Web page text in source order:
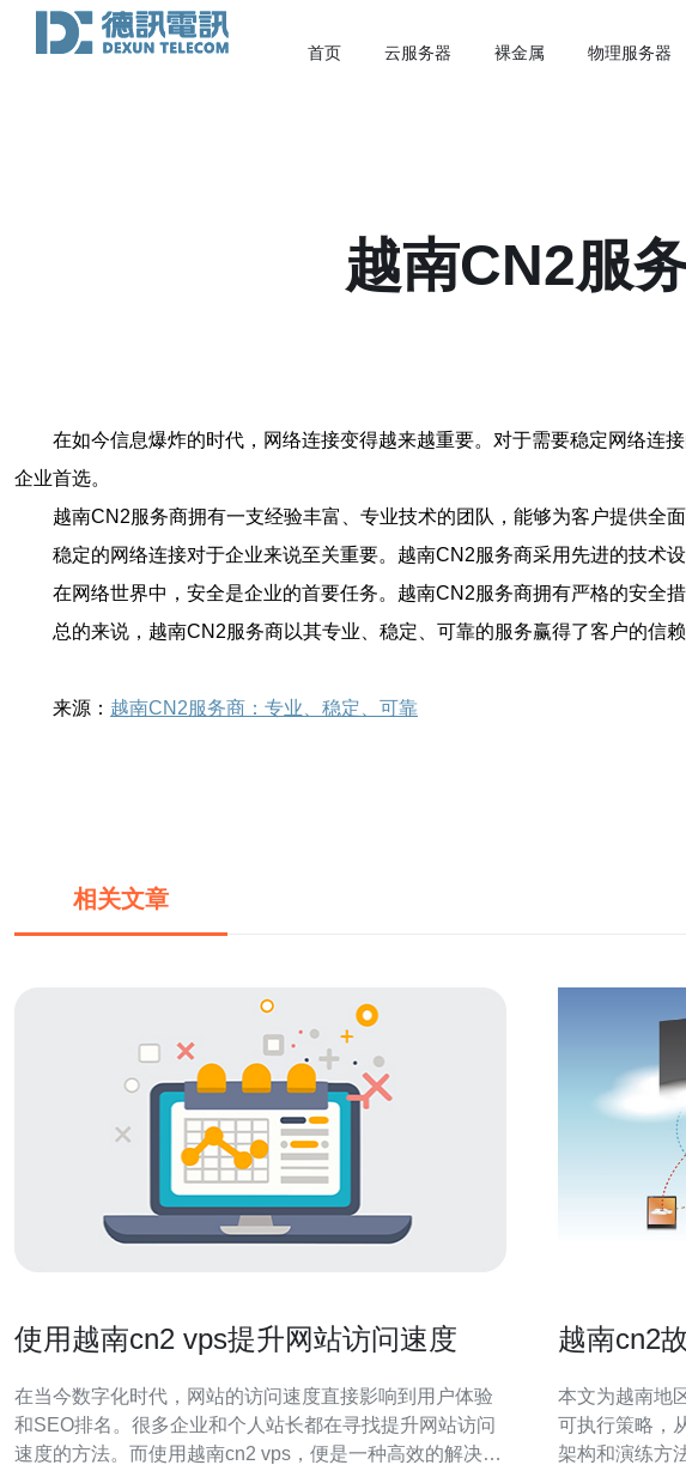
首页 云服务器 裸金属 物理服务器
越南CN2服
在如今信息爆炸的时代，网络连接变得越来越重要。对于需要稳定网络连
企业首选。
越南CN2服务商拥有一支经验丰富、专业技术的团队，能够为客户提供全
稳定的网络连接对于企业来说至关重要。越南CN2服务商采用先进的技术
在网络世界中，安全是企业的首要任务。越南CN2服务商拥有严格的安全
总的来说，越南CN2服务商以其专业、稳定、可靠的服务赢得了客户的信
来源： 越南CN2服务商：专业、稳定、可靠
相关文章
使用越南cn2 vps提升网站访问速度
在当今数字化时代，网站的访问速度直接影响到用户体验
和SEO排名。很多企业和个人站长都在寻找提升网站访问
速度的方法。而使用越南cn2 vps，便是一种高效的解决方
越南cn2
本文为越南地
可执行策略，
架构和演练方